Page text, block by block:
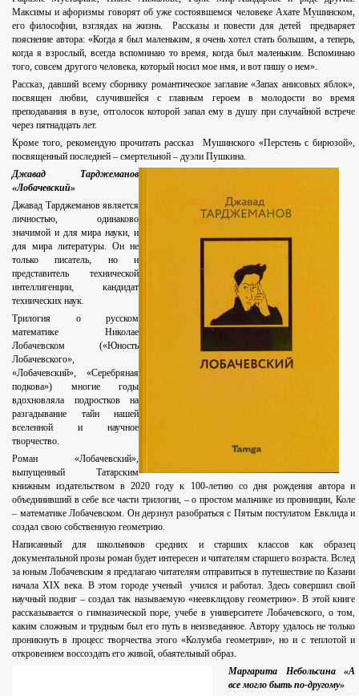
Максимы и афоризмы говорят об уже состоявшемся человеке Ахате Мушинском,
его философии, взглядах на жизнь. Рассказы и повести для детей предваряет
пояснение автора: «Когда я был маленьким, я очень хотел стать большим, а теперь,
когда я взрослый, всегда вспоминаю то время, когда был маленьким. Вспоминаю
того, совсем другого человека, который носил мое имя, и вот пишу о нем».
Рассказ, давший всему сборнику романтическое заглавие «Запах анисовых яблок»,
посвящен любви, случившейся с главным героем в молодости во время
преподавания в вузе, отголосок которой запал ему в душу при случайной встрече
через пятнадцать лет.
Кроме того, рекомендую прочитать рассказ Мушинского «Перстень с бирюзой»,
посвященный последней – смертельной – дуэли Пушкина.
Джавад Тарджеманов
«Лобачевский»
Джавад Тарджеманов является
личностью, одинаково
значимой и для мира науки, и
для мира литературы. Он не
только писатель, но и
представитель технической
интеллигенции, кандидат
технических наук.
Трилогия о русском
математике Николае
Лобачевском («Юность
Лобачевского»,
«Лобачевский», «Серебряная
подкова») многие годы
вдохновляла подростков на
разгадывание тайн нашей
вселенной и научное
творчество.
Роман «Лобачевский»,
выпущенный Татарским
книжным издательством в 2020 году к 100-летию со дня рождения автора и
объединивший в себе все части трилогии, – о простом мальчике из провинции, Коле
– математике Лобачевском. Он дерзнул разобраться с Пятым постулатом Евклида и
создал свою собственную геометрию.
Написанный для школьников средних и старших классов как образец
документальной прозы роман будет интересен и читателям старшего возраста. Вслед
за юным Лобачевским я предлагаю читателям отправиться в путешествие по Казани
начала XIX века. В этом городе ученый учился и работал. Здесь совершил свой
научный подвиг – создал так называемую «неевклидову геометрию». В этой книге
рассказывается о гимназической поре, учебе в университете Лобачевского, о том,
каким сложным и трудным был его путь в неизведанное. Автору удалось не только
проникнуть в процесс творчества этого «Колумба геометрии», но и с теплотой и
откровением воссоздать его живой, обаятельный образ.
Маргарита Небольсина «А
все могло быть по-другому»